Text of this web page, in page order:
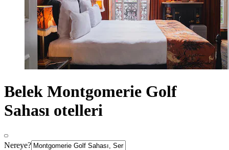
Belek Montgomerie Golf
Sahası otelleri
Nereye?